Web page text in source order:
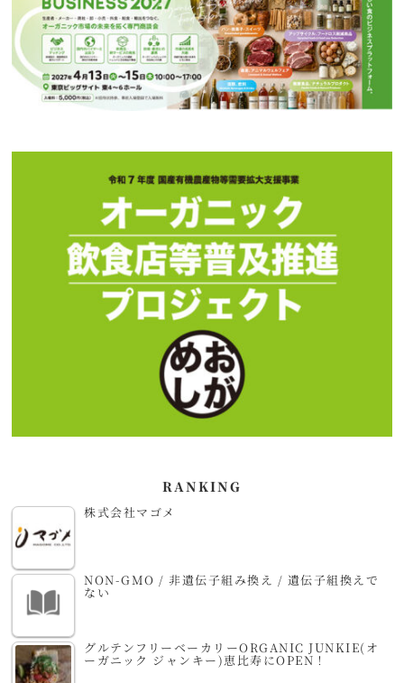
RANKING
株式会社マゴメ
NON-GMO / 非遺伝子組み換え / 遺伝子組換えで
ない
グルテンフリーベーカリーORGANIC JUNKIE(オ
ーガニック ジャンキー)恵比寿にOPEN！